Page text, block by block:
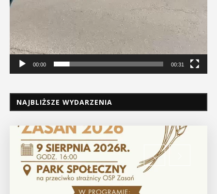
00:00 00:31
NAJBLIŻSZE WYDARZENIA